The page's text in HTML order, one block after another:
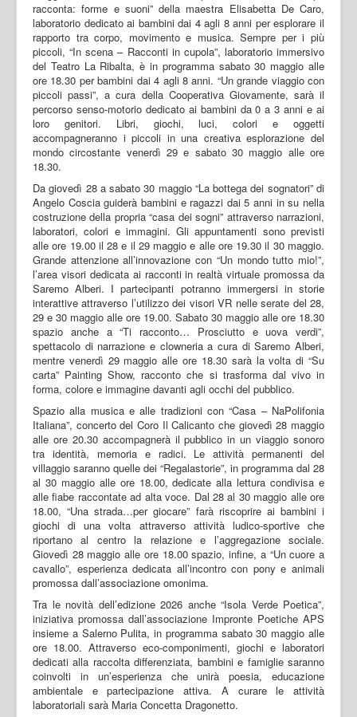
racconta: forme e suoni” della maestra Elisabetta De Caro,
laboratorio dedicato ai bambini dai 4 agli 8 anni per esplorare il
rapporto tra corpo, movimento e musica. Sempre per i più
piccoli, “In scena – Racconti in cupola”, laboratorio immersivo
del Teatro La Ribalta, è in programma sabato 30 maggio alle
ore 18.30 per bambini dai 4 agli 8 anni. “Un grande viaggio con
piccoli passi”, a cura della Cooperativa Giovamente, sarà il
percorso senso-motorio dedicato ai bambini da 0 a 3 anni e ai
loro genitori. Libri, giochi, luci, colori e oggetti
accompagneranno i piccoli in una creativa esplorazione del
mondo circostante venerdì 29 e sabato 30 maggio alle ore
18.30.
Da giovedì 28 a sabato 30 maggio “La bottega dei sognatori” di
Angelo Coscia guiderà bambini e ragazzi dai 5 anni in su nella
costruzione della propria “casa dei sogni” attraverso narrazioni,
laboratori, colori e immagini. Gli appuntamenti sono previsti
alle ore 19.00 il 28 e il 29 maggio e alle ore 19.30 il 30 maggio.
Grande attenzione all’innovazione con “Un mondo tutto mio!”,
l’area visori dedicata ai racconti in realtà virtuale promossa da
Saremo Alberi. I partecipanti potranno immergersi in storie
interattive attraverso l’utilizzo dei visori VR nelle serate del 28,
29 e 30 maggio alle ore 19.00. Sabato 30 maggio alle ore 18.30
spazio anche a “Ti racconto… Prosciutto e uova verdi”,
spettacolo di narrazione e clowneria a cura di Saremo Alberi,
mentre venerdì 29 maggio alle ore 18.30 sarà la volta di “Su
carta” Painting Show, racconto che si trasforma dal vivo in
forma, colore e immagine davanti agli occhi del pubblico.
Spazio alla musica e alle tradizioni con “Casa – NaPolifonia
Italiana”, concerto del Coro Il Calicanto che giovedì 28 maggio
alle ore 20.30 accompagnerà il pubblico in un viaggio sonoro
tra identità, memoria e radici. Le attività permanenti del
villaggio saranno quelle dei “Regalastorie”, in programma dal 28
al 30 maggio alle ore 18.00, dedicate alla lettura condivisa e
alle fiabe raccontate ad alta voce. Dal 28 al 30 maggio alle ore
18.00, “Una strada…per giocare” farà riscoprire ai bambini i
giochi di una volta attraverso attività ludico-sportive che
riportano al centro la relazione e l’aggregazione sociale.
Giovedì 28 maggio alle ore 18.00 spazio, infine, a “Un cuore a
cavallo”, esperienza dedicata all’incontro con pony e animali
promossa dall’associazione omonima.
Tra le novità dell’edizione 2026 anche “Isola Verde Poetica”,
iniziativa promossa dall’associazione Impronte Poetiche APS
insieme a Salerno Pulita, in programma sabato 30 maggio alle
ore 18.00. Attraverso eco-componimenti, giochi e laboratori
dedicati alla raccolta differenziata, bambini e famiglie saranno
coinvolti in un’esperienza che unirà poesia, educazione
ambientale e partecipazione attiva. A curare le attività
laboratoriali sarà Maria Concetta Dragonetto.